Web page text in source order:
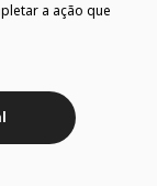
a ação que